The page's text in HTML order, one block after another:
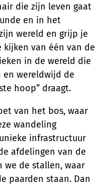
die zijn leven gaat
en in het
wereld en grijp je
kijken van één van de
in de wereld die
wereldwijd de
hoop” draagt.
van het bos, waar
wandeling
infrastructuur
afdelingen van de
we de stallen, waar
paarden staan. Dan